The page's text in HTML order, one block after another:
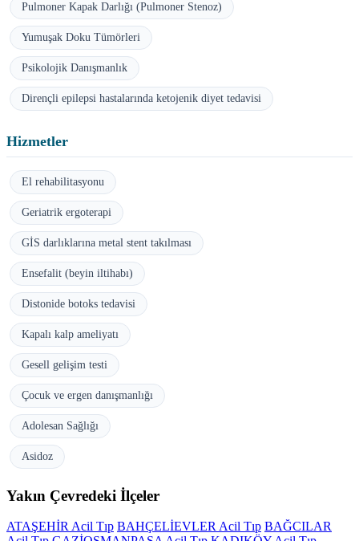
Pulmoner Kapak Darlığı (Pulmoner Stenoz)
Yumuşak Doku Tümörleri
Psikolojik Danışmanlık
Dirençli epilepsi hastalarında ketojenik diyet tedavisi
Hizmetler
El rehabilitasyonu
Geriatrik ergoterapi
GİS darlıklarına metal stent takılması
Ensefalit (beyin iltihabı)
Distonide botoks tedavisi
Kapalı kalp ameliyatı
Gesell gelişim testi
Çocuk ve ergen danışmanlığı
Adolesan Sağlığı
Asidoz
Yakın Çevredeki İlçeler
ATAŞEHİR Acil Tıp BAHÇELİEVLER Acil Tıp BAĞCILAR